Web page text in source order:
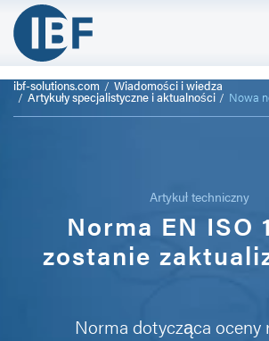
ibf-solutions.com Wiadomości i wiedza
Artykuły specjalistyczne i aktualności Nowa norma EN ISO
Artykuł techniczny
Norma EN ISO
zostanie
Norma dotycząca oceny